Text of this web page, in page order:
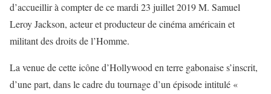
d’accueillir à compter de ce mardi 23 juillet 2019 M. Samuel
Leroy Jackson, acteur et producteur de cinéma américain et
militant des droits de l’Homme.
La venue de cette icône d’Hollywood en terre gabonaise s’inscrit,
d’une part, dans le cadre du tournage d’un épisode intitulé «